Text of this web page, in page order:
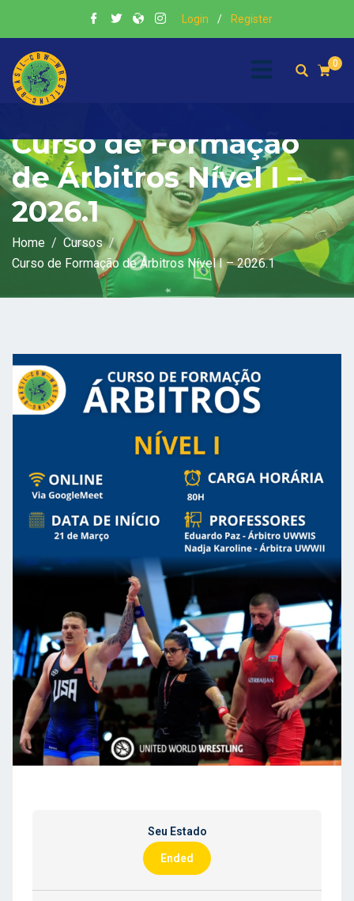
Login / Register
0
Curso de Formação
de Árbitros Nível I –
2026.1
Home
Cursos
Curso de Formação de Árbitros Nível I – 2026.1
Seu Estado
Ended